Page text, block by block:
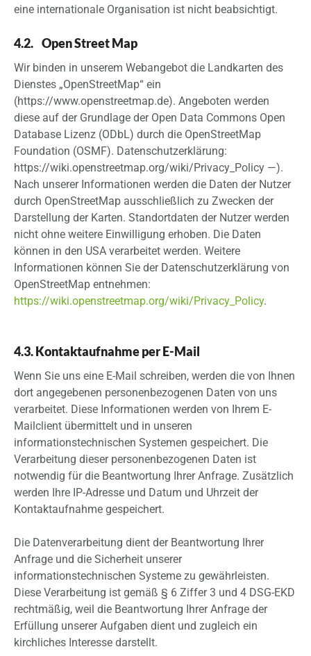
eine internationale Organisation ist nicht beabsichtigt.
4.2. Open Street Map
Wir binden in unserem Webangebot die Landkarten des
Dienstes „OpenStreetMap“ ein
(https://www.openstreetmap.de). Angeboten werden
diese auf der Grundlage der Open Data Commons Open
Database Lizenz (ODbL) durch die OpenStreetMap
Foundation (OSMF). Datenschutzerklärung:
https://wiki.openstreetmap.org/wiki/Privacy_Policy —).
Nach unserer Informationen werden die Daten der Nutzer
durch OpenStreetMap ausschließlich zu Zwecken der
Darstellung der Karten. Standortdaten der Nutzer werden
nicht ohne weitere Einwilligung erhoben. Die Daten
können in den USA verarbeitet werden. Weitere
Informationen können Sie der Datenschutzerklärung von
OpenStreetMap entnehmen:
https://wiki.openstreetmap.org/wiki/Privacy_Policy.
4.3. Kontaktaufnahme per E-Mail
Wenn Sie uns eine E-Mail schreiben, werden die von Ihnen
dort angegebenen personenbezogenen Daten von uns
verarbeitet. Diese Informationen werden von Ihrem E-
Mailclient übermittelt und in unseren
informationstechnischen Systemen gespeichert. Die
Verarbeitung dieser personenbezogenen Daten ist
notwendig für die Beantwortung Ihrer Anfrage. Zusätzlich
werden Ihre IP-Adresse und Datum und Uhrzeit der
Kontaktaufnahme gespeichert.
Die Datenverarbeitung dient der Beantwortung Ihrer
Anfrage und die Sicherheit unserer
informationstechnischen Systeme zu gewährleisten.
Diese Verarbeitung ist gemäß § 6 Ziffer 3 und 4 DSG-EKD
rechtmäßig, weil die Beantwortung Ihrer Anfrage der
Erfüllung unserer Aufgaben dient und zugleich ein
kirchliches Interesse darstellt.